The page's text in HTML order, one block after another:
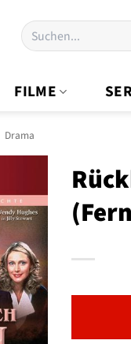
Suchen
nach:
FILME
Drama